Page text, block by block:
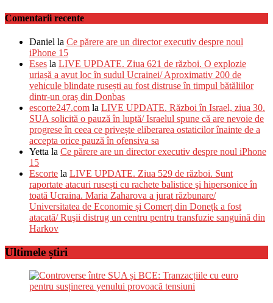
Comentarii recente
Daniel la Ce părere are un director executiv despre noul
iPhone 15
Eses la LIVE UPDATE. Ziua 621 de război. O explozie
uriașă a avut loc în sudul Ucrainei/ Aproximativ 200 de
vehicule blindate rusești au fost distruse în timpul bătăliilor
dintr-un oraș din Donbas
escorte247.com la LIVE UPDATE. Război în Israel, ziua 30.
SUA solicită o pauză în luptă/ Israelul spune că are nevoie de
progrese în ceea ce privește eliberarea ostaticilor înainte de a
accepta orice pauză în ofensiva sa
Yetta la Ce părere are un director executiv despre noul iPhone
15
Escorte la LIVE UPDATE. Ziua 529 de război. Sunt
raportate atacuri rusești cu rachete balistice şi hipersonice în
toată Ucraina. Maria Zaharova a jurat răzbunare/
Universitatea de Economie și Comerț din Donețk a fost
atacată/ Ruşii distrug un centru pentru transfuzie sanguină din
Harkov
Ultimele știri